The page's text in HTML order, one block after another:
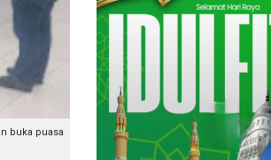
buka puasa